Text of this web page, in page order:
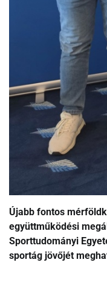
Újabb fontos
együttműködési
Sporttudományi
sportág jövőjét